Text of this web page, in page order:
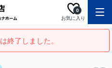
お気に入り
0
終了しました。